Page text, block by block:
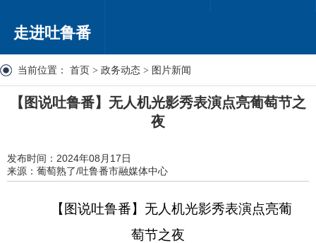
走进吐鲁番
当前位置： 首页 > 政务动态 > 图片新闻
【图说吐鲁番】无人机光影秀表演点亮葡萄节之
夜
发布时间：2024年08月17日
来源：葡萄熟了/吐鲁番市融媒体中心
【图说吐鲁番】无人机光影秀表演点亮葡
萄节之夜